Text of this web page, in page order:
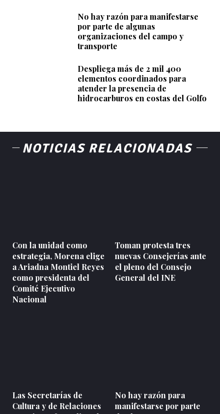
No hay razón para manifestarse
por parte de algunas
organizaciones del campo y
transporte
Despliega más de 2 mil 400
elementos coordinados para
atender la presencia de
hidrocarburos en costas del Golfo
NOTICIAS RELACIONADAS
Con la unidad como
estrategia, Morena elige
a Ariadna Montiel Reyes
como presidenta del
Comité Ejecutivo
Nacional
Toman protesta tres
nuevas Consejerías ante
el pleno del Consejo
General del INE
Las Secretarías de
Cultura y de Relaciones
No hay razón para
manifestarse por parte